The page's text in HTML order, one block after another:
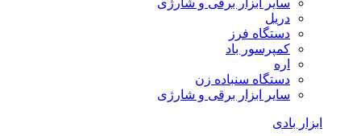
سایر ابزار برقی و شارژی
دریل
دستگاه فرز
کمپرسور باد
اره
دستگاه سنباده زن
سایر ابزار برقی و شارژی
ابزار بادی